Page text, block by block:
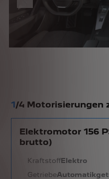
1/4 Motorisierungen
Elektromotor 156
brutto)
KraftstoffElektro
Getriebe